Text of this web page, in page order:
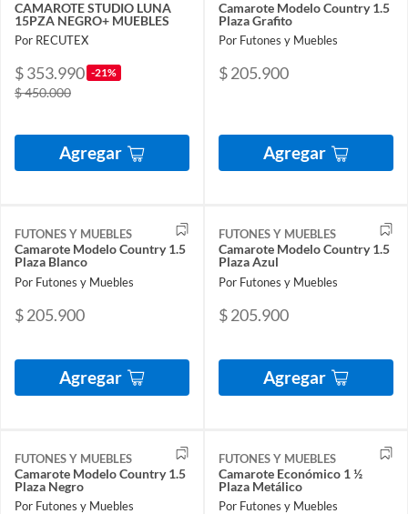
CAMAROTE STUDIO LUNA
15PZA NEGRO+ MUEBLES
Por RECUTEX
$ 353.990 -21%
$ 450.000
Agregar
Camarote Modelo Country 1.5
Plaza Grafito
Por Futones y Muebles
$ 205.900
Agregar
FUTONES Y MUEBLES
Camarote Modelo Country 1.5
Plaza Blanco
Por Futones y Muebles
$ 205.900
Agregar
FUTONES Y MUEBLES
Camarote Modelo Country 1.5
Plaza Azul
Por Futones y Muebles
$ 205.900
Agregar
FUTONES Y MUEBLES
Camarote Modelo Country 1.5
Plaza Negro
Por Futones y Muebles
FUTONES Y MUEBLES
Camarote Económico 1 ½
Plaza Metálico
Por Futones y Muebles